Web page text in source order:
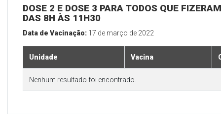
DOSE 2 E DOSE 3 PARA TODOS QUE
DAS 8H ÀS 11H30
Data de Vacinação: 17 de março de 2022
Unidade Vacina
Nenhum resultado foi encontrado.